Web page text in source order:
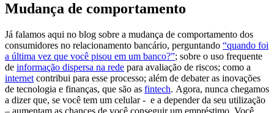
Mudança de comportamento
Já falamos aqui no blog sobre a mudança de comportamento dos
consumidores no relacionamento bancário, perguntando “quando foi
a última vez que você pisou em um banco?”; sobre o uso frequente
de informação dispersa na rede para avaliação de riscos; como a
internet contribui para esse processo; além de debater as inovações
de tecnologia e finanças, que são as fintech. Agora, nunca chegamos
a dizer que, se você tem um celular - e a depender da seu utilização
– aumentam as chances de você conseguir um empréstimo. Você